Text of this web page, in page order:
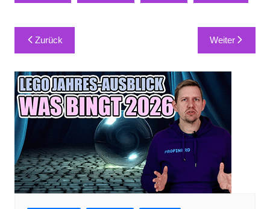
Beitragsnavigation
Zurück Weiter